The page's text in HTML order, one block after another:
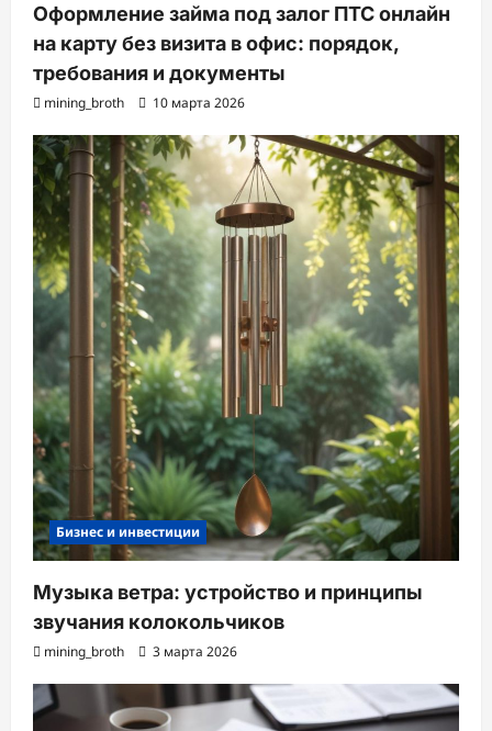
Оформление займа под залог ПТС онлайн
на карту без визита в офис: порядок,
требования и документы
mining_broth 10 марта 2026
Бизнес и инвестиции
Музыка ветра: устройство и принципы
звучания колокольчиков
mining_broth 3 марта 2026